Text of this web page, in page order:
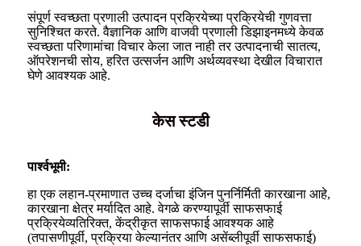
संपूर्ण स्वच्छता प्रणाली उत्पादन प्रक्रियेच्या प्रक्रियेची गुणवत्ता
सुनिश्चित करते. वैज्ञानिक आणि वाजवी प्रणाली डिझाइनमध्ये केवळ
स्वच्छता परिणामांचा विचार केला जात नाही तर उत्पादनाची सातत्य,
ऑपरेशनची सोय, हरित उत्सर्जन आणि अर्थव्यवस्था देखील विचारात
घेणे आवश्यक आहे.
केस स्टडी
पार्श्वभूमी:
हा एक लहान-प्रमाणात उच्च दर्जाचा इंजिन पुनर्निर्मिती कारखाना आहे,
कारखाना क्षेत्र मर्यादित आहे. वेगळे करण्यापूर्वी साफसफाई
प्रक्रियेव्यतिरिक्त, केंद्रीकृत साफसफाई आवश्यक आहे
(तपासणीपूर्वी, प्रक्रिया केल्यानंतर आणि असेंब्लीपूर्वी साफसफाई)